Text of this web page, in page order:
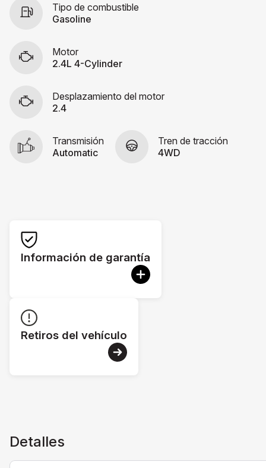
Tipo de combustible
Gasoline
Motor
2.4L 4-Cylinder
Desplazamiento del motor
2.4
Transmisión
Automatic
Tren de tracción
4WD
Información de garantía
Retiros del vehículo
Detalles